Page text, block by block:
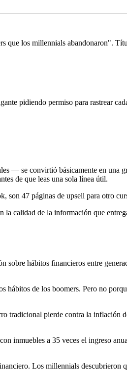
que los millennials abandonaron".
pidiendo permiso para rastrear
— se convirtió básicamente en una
de que leas una sola línea útil.
son 47 páginas de upsell para otro
la calidad de la información que
hábitos financieros entre
hábitos de los boomers. Pero no
tradicional pierde contra la inflación
inmuebles a 35 veces el ingreso
Los millennials descubrieron